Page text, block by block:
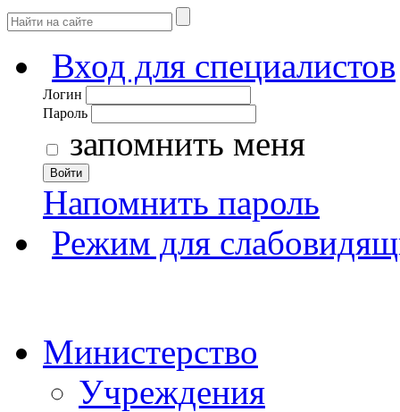
Вход для специалистов
Логин
Пароль
запомнить меня
Войти
Напомнить пароль
Режим для
Министерство
Учреждения